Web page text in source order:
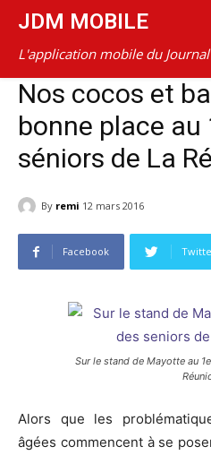
JDM MOBILE
L'application mobile du
Nos cocos et
bonne place au
séniors de La
By remi 12 mars 2016
Facebook
Sur le stand de Mayotte au
Alors que les
âgées commencent à se